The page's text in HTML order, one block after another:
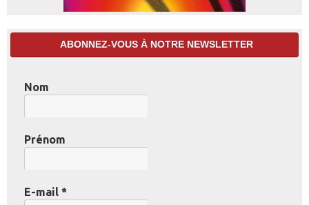
ABONNEZ-VOUS À NOTRE NEWSLETTER
Nom
Prénom
E-mail *